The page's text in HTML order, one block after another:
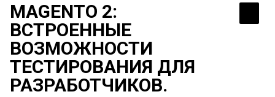
MAGENTO 2:
ВСТРОЕННЫЕ
ВОЗМОЖНОСТИ
ТЕСТИРОВАНИЯ ДЛЯ
РАЗРАБОТЧИКОВ.